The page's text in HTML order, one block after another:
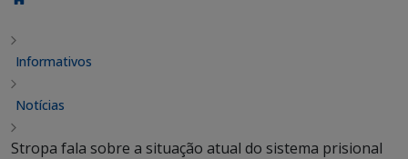
Informativos
Notícias
Stropa fala sobre a situação atual do sistema prisional